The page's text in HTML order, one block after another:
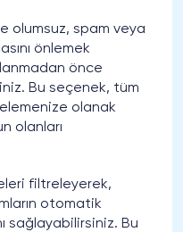
olumsuz, spam veya
önlemek
önce
Bu seçenek, tüm
olanak
olanları
filtreleyerek,
otomatik
sağlayabilirsiniz. Bu